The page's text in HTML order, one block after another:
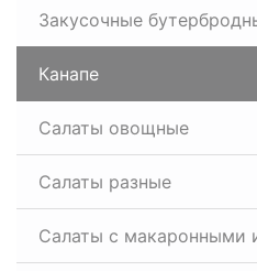
Закусочные
Канапе
Салаты овощные
Салаты разные
Салаты с макаронными